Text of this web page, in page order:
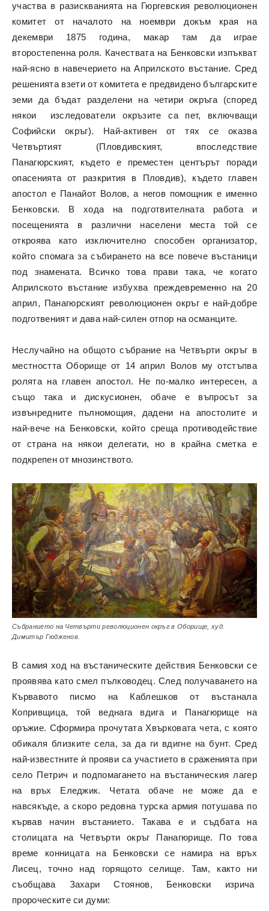
участва в разискванията на Гюргевския революционен
комитет от началото на ноември докъм края на
декември 1875 година, макар там да играе
второстепенна роля. Качествата на Бенковски изпъкват
най-ясно в навечерието на Априлското въстание. Сред
решенията взети от комитета е предвидено българските
земи да бъдат разделени на четири окръга (според
някои изследователи окръзите са пет, включващи
Софийски окръг). Най-активен от тях се оказва
Четвъртият (Пловдивският, впоследствие
Панагюрският, където е преместен центърът поради
опасенията от разкрития в Пловдив), където главен
апостол е Панайот Волов, а негов помощник е именно
Бенковски. В хода на подготвителната работа и
посещенията в различни населени места той се
откроява като изключително способен организатор,
който спомага за събирането на все повече въстаници
под знамената. Всичко това прави така, че когато
Априлското въстание избухва преждевременно на 20
април, Панагюрският революционен окръг е най-добре
подготвеният и дава най-силен отпор на османците.
Неслучайно на общото събрание на Четвърти окръг в
местността Оборище от 14 април Волов му отстъпва
ролята на главен апостол. Не по-малко интересен, а
също така и дискусионен, обаче е въпросът за
извънредните пълномощия, дадени на апостолите и
най-вече на Бенковски, който среща противодействие
от страна на някои делегати, но в крайна сметка е
подкрепен от мнозинството.
Събранието на Четвърти революционен окръг в Оборище, худ.
Димитър Гюдженов.
В самия ход на въстаническите действия Бенковски се
проявява като смел пълководец. След получаването на
Кървавото писмо на Каблешков от въстанала
Копривщица, той веднага вдига и Панагюрище на
оръжие. Сформира прочутата Хвърковата чета, с която
обикаля близките села, за да ги вдигне на бунт. Сред
най-известните ѝ прояви са участието в сраженията при
село Петрич и подпомагането на въстаническия лагер
на връх Еледжик. Четата обаче не може да е
навсякъде, а скоро редовна турска армия потушава по
кървав начин въстанието. Такава е и съдбата на
столицата на Четвърти окръг Панагюрище. По това
време конницата на Бенковски се намира на връх
Лисец, точно над горящото селище. Там, както ни
съобщава Захари Стоянов, Бенковски изрича
пророческите си думи: